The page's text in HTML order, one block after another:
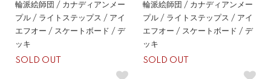
輪派絵師団 / カナディアンメー
プル / ライトステップス / アイ
エフオー / スケートボード / デ
ッキ
SOLD OUT
輪派絵師団 / カナディアンメー
プル / ライトステップス / アイ
エフオー / スケートボード / デ
ッキ
SOLD OUT